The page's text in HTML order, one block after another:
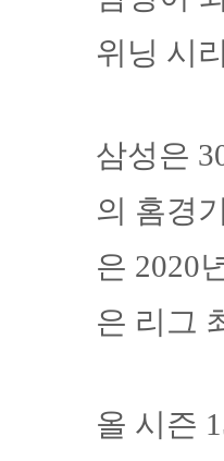
위닝 시
삼성은
의 홈경
은 2020
은 리그
올 시즌